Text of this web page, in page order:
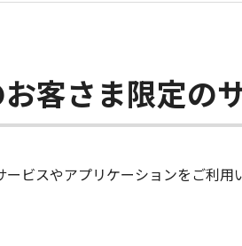
客さま限定の
ビスやアプリケーションをご利用